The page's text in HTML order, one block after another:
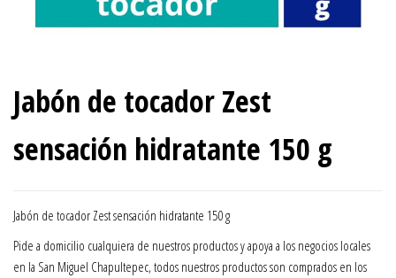
Jabón de tocador Zest
sensación hidratante 150 g
Jabón de tocador Zest sensación hidratante 150 g
Pide a domicilio cualquiera de nuestros productos y apoya a los negocios locales
en la San Miguel Chapultepec, todos nuestros productos son comprados en los